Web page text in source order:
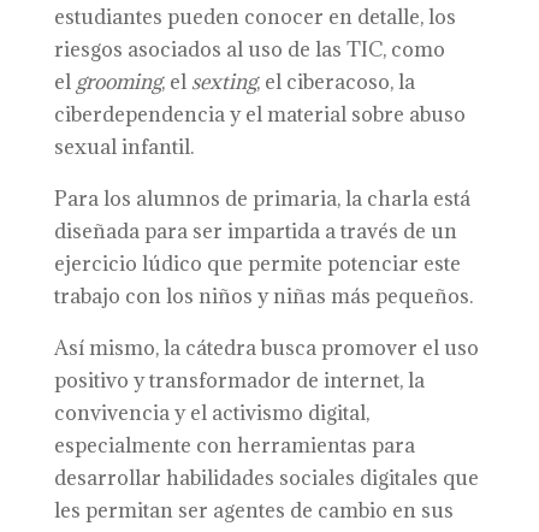
estudiantes pueden conocer en detalle, los
riesgos asociados al uso de las TIC, como
el grooming, el sexting, el ciberacoso, la
ciberdependencia y el material sobre abuso
sexual infantil.
Para los alumnos de primaria, la charla está
diseñada para ser impartida a través de un
ejercicio lúdico que permite potenciar este
trabajo con los niños y niñas más pequeños.
Así mismo, la cátedra busca promover el uso
positivo y transformador de internet, la
convivencia y el activismo digital,
especialmente con herramientas para
desarrollar habilidades sociales digitales que
les permitan ser agentes de cambio en sus